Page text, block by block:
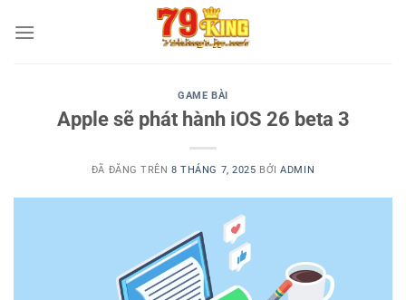
đến
GAME BÀI
Apple sẽ phát hành iOS 26 beta 3
ĐÃ ĐĂNG TRÊN8 THÁNG 7, 2025 BỞIADMIN